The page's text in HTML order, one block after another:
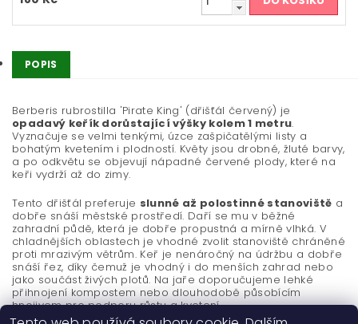
POPIS
Berberis rubrostilla 'Pirate King' (dřišťál červený) je
opadavý keřík dorůstající výšky kolem 1 metru.
Vyznačuje se velmi tenkými, úzce zašpičatělými listy a
bohatým kvetením i plodností. Květy jsou drobné, žluté barvy,
a po odkvětu se objevují nápadné červené plody, které na
keři vydrží až do zimy.
Tento dřišťál preferuje slunné až polostinné stanoviště a
dobře snáší městské prostředí. Daří se mu v běžné
zahradní půdě, která je dobře propustná a mírně vlhká. V
chladnějších oblastech je vhodné zvolit stanoviště chráněné
proti mrazivým větrům. Keř je nenáročný na údržbu a dobře
snáší řez, díky čemuž je vhodný i do menších zahrad nebo
jako součást živých plotů. Na jaře doporučujeme lehké
přihnojení kompostem nebo dlouhodobě působícím
hnojivem pro podporu růstu a kvetení.